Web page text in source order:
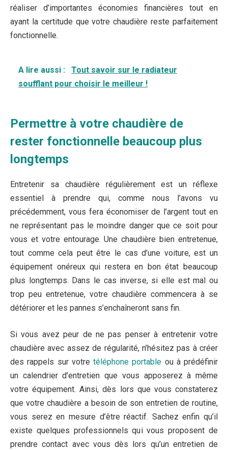
réaliser d’importantes économies financières tout en
ayant la certitude que votre chaudière reste parfaitement
fonctionnelle.
A lire aussi :
Tout savoir sur le radiateur
soufflant pour choisir le meilleur !
Permettre à votre chaudière de
rester fonctionnelle beaucoup plus
longtemps
Entretenir sa chaudière régulièrement est un réflexe
essentiel à prendre qui, comme nous l’avons vu
précédemment, vous fera économiser de l’argent tout en
ne représentant pas le moindre danger que ce soit pour
vous et votre entourage. Une chaudière bien entretenue,
tout comme cela peut être le cas d’une voiture, est un
équipement onéreux qui restera en bon état beaucoup
plus longtemps. Dans le cas inverse, si elle est mal ou
trop peu entretenue, votre chaudière commencera à se
détériorer et les pannes s’enchaîneront sans fin.
Si vous avez peur de ne pas penser à entretenir votre
chaudière avec assez de régularité, n’hésitez pas à créer
des rappels sur votre téléphone portable ou à prédéfinir
un calendrier d’entretien que vous apposerez à même
votre équipement. Ainsi, dès lors que vous constaterez
que votre chaudière a besoin de son entretien de routine,
vous serez en mesure d’être réactif. Sachez enfin qu’il
existe quelques professionnels qui vous proposent de
prendre contact avec vous dès lors qu’un entretien de